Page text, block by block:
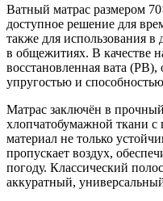
Ватный матрас размером
доступное решение для
также для использования
в общежитиях. В качестве
восстановленная вата
упругостью и
Матрас заключён в
хлопчатобумажной ткани
материал не только
пропускает воздух,
погоду. Классический
аккуратный,